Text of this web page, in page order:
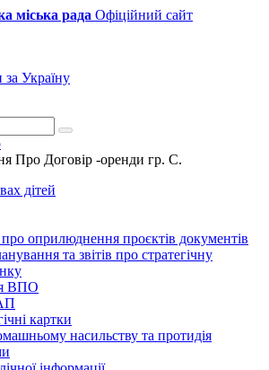
міська рада Офіційний сайт
Україну
Про Договір -оренди гр. С.
дітей
оприлюднення проєктів документів
та звітів про стратегічну
ВПО
картки
насильству та протидія